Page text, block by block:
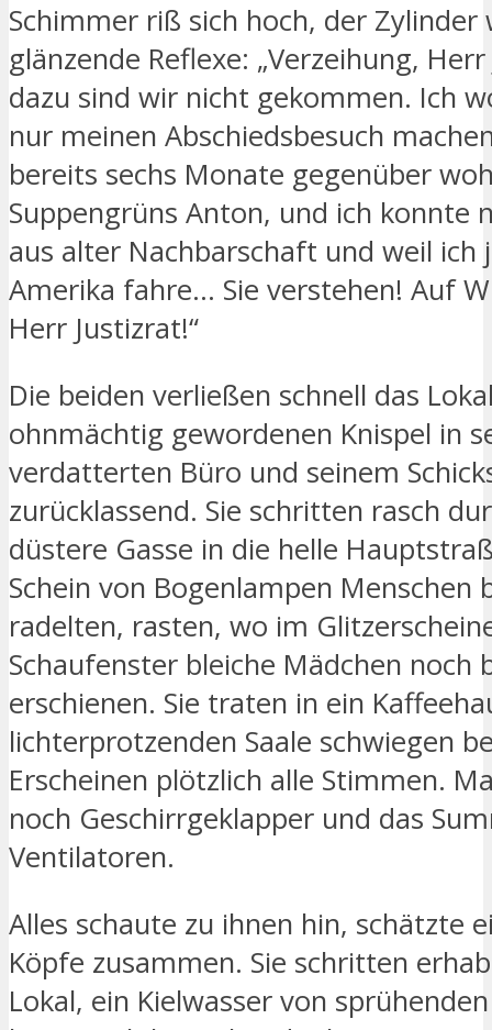
Schimmer riß sich hoch, der Zylinder
glänzende Reflexe: „Verzeihung,
dazu sind wir nicht gekommen. Ich
nur meinen Abschiedsbesuch
bereits sechs Monate gegenüber
Suppengrüns Anton, und ich konnte
aus alter Nachbarschaft und weil ich
Amerika fahre… Sie verstehen! Auf
Herr Justizrat!“
Die beiden verließen schnell das
ohnmächtig gewordenen Knispel in
verdatterten Büro und seinem
zurücklassend. Sie schritten rasch
düstere Gasse in die helle
Schein von Bogenlampen Menschen
radelten, rasten, wo im
Schaufenster bleiche Mädchen noch
erschienen. Sie traten in ein
lichterprotzenden Saale schwiegen
Erscheinen plötzlich alle Stimmen.
noch Geschirrgeklapper und das
Ventilatoren.
Alles schaute zu ihnen hin, schätzte
Köpfe zusammen. Sie schritten
Lokal, ein Kielwasser von